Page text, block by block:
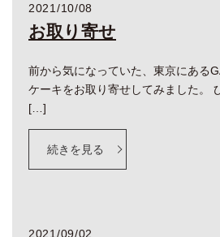
2021/10/08
お取り寄せ
前から気になっていた、東京にある
ケーキをお取り寄せしてみました。
[…]
続きを見る
2021/09/02